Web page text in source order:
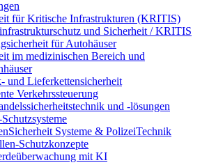
für Kritische Infrastrukturen (KRITIS)
und Sicherheit / KRITIS
für Autohäuser
im medizinischen Bereich und
und Lieferkettensicherheit
Verkehrssteuerung
und -lösungen
Systeme & PolizeiTechnik
Schutzkonzepte​
mit KI